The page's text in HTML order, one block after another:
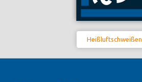
Heißluftschweißen